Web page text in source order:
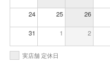
24 25 26
31 1 2
実店舗 定休日